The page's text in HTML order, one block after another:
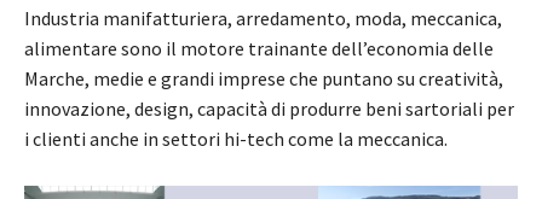
Industria manifatturiera, arredamento, moda, meccanica,
alimentare sono il motore trainante dell’economia delle
Marche, medie e grandi imprese che puntano su creatività,
innovazione, design, capacità di produrre beni sartoriali per
i clienti anche in settori hi-tech come la meccanica.